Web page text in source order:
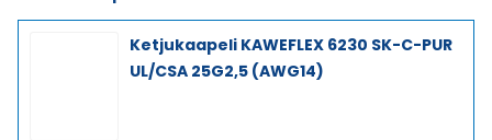
Ketjukaapeli KAWEFLEX 6230 SK-C-PUR
UL/CSA 25G2,5 (AWG14)